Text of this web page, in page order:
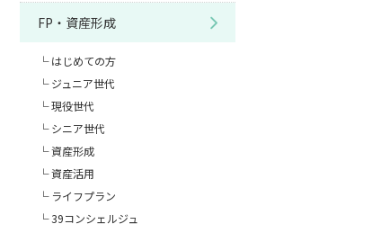
FP・資産形成
はじめての方
ジュニア世代
現役世代
シニア世代
資産形成
資産活用
ライフプラン
39コンシェルジュ